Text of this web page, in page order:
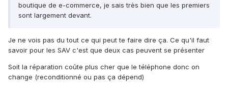
boutique de e-commerce, je sais très bien que les premiers
sont largement devant.
Je ne vois pas du tout ce qui peut te faire dire ça. Ce qu'il faut
savoir pour les SAV c'est que deux cas peuvent se présenter
Soit la réparation coûte plus cher que le téléphone donc on
change (reconditionné ou pas ça dépend)